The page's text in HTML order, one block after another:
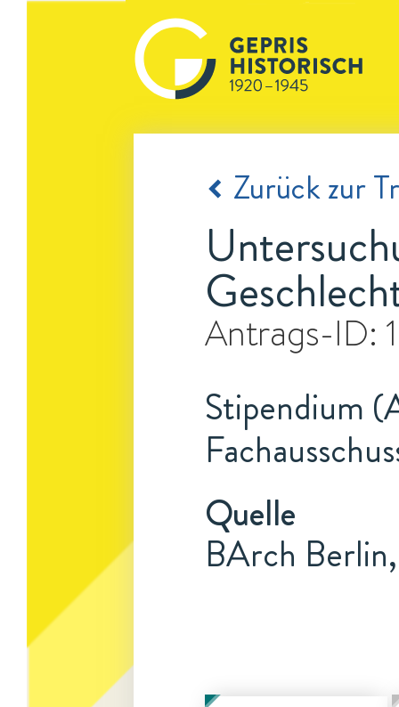
Zurück zur
Antrags-ID:
Stipendium
Quelle
BArch